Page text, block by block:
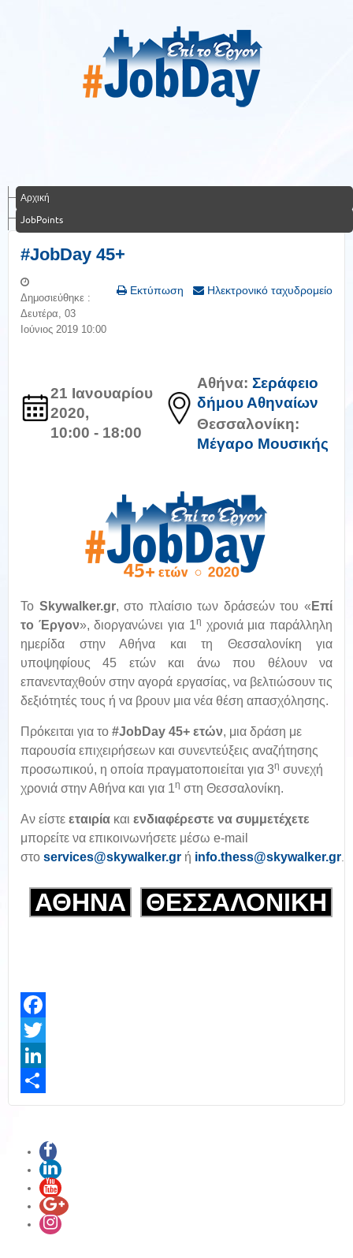
Αρχική
JobPoints
#JobDay 45+
Εκτύπωση Ηλεκτρονικό ταχυδρομείο
Δημοσιεύθηκε :
Δευτέρα, 03
Ιούνιος 2019 10:00
21 Ιανουαρίου
2020,
10:00 - 18:00
Αθήνα: Σεράφειο
δήμου Αθηναίων
Θεσσαλονίκη:
Μέγαρο Μουσικής
Το Skywalker.gr, στο πλαίσιο των δράσεών του « Επί
το Έργον», διοργανώνει για 1η χρονιά μια παράλληλη
ημερίδα στην Αθήνα και τη Θεσσαλονίκη για
υποψηφίους 45 ετών και άνω που θέλουν να
επανενταχθούν στην αγορά εργασίας, να βελτιώσουν τις
δεξιότητές τους ή να βρουν μια νέα θέση απασχόλησης.
Πρόκειται για το #JobDay 45+ ετών, μια δράση με
παρουσία επιχειρήσεων και συνεντεύξεις αναζήτησης
προσωπικού, η οποία πραγματοποιείται για 3η συνεχή
χρονιά στην Αθήνα και για 1η στη Θεσσαλονίκη.
Αν είστε εταιρία και ενδιαφέρεστε να συμμετέχετε
μπορείτε να επικοινωνήσετε μέσω e-mail
στο services@skywalker.gr ή info.thess@skywalker.gr
ΑΘΗΝΑ ΘΕΣΣΑΛΟΝΙΚΗ
Facebook
Twitter
LinkedIn
Share